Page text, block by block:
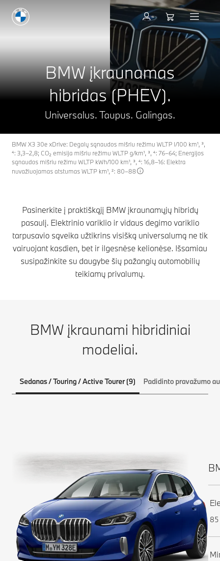
BMW įkraunamas
hibridas (PHEV).
Universalus. Taupus. Galingas.
BMW X3 30e xDrive: Degalų sąnaudos mišriu režimu WLTP l/100 km¹, ³,
⁴: 3,3–2,8; CO₂ emisija mišriu režimu WLTP g/km¹, ³, ⁴: 76–64; Energijos
sąnaudos mišriu režimu WLTP kWh/100 km¹, ³, ⁴: 16,8–16: Elektra
nuvažiuojamas atstumas WLTP km¹, ²: 80–88
Užsisakyti bandomąjį
Pasinerkite į praktiškąjį BMW įkraunamųjų hibridų
pasaulį. Elektrinio variklio ir vidaus degimo variklio
tarpusavio sąveika užtikrins visišką universalumą ne tik
vairuojant kasdien, bet ir ilgesnėse kelionėse. Išsamiau
susipažinkite su daugybe šių pažangių automobilių
teikiamų privalumų.
BMW įkraunami hibridiniai
modeliai.
Sedanas / Touring / Active Tourer (9) Padidinto pravažumo
85